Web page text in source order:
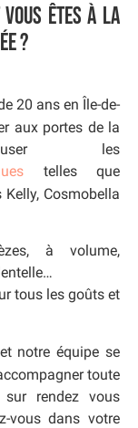
vous êtes à la
?
20 ans en Île-de-
aux portes de la
les
telles que
Kelly, Cosmobella
à volume,
tous les goûts et
notre équipe se
toute
rendez vous
vous dans votre